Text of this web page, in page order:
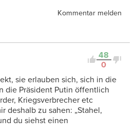
Kommentar melden
48
0
sie erlauben sich, sich in die
die Präsident Putin öffentlich
Kriegsverbrecher etc
deshalb zu sahen: „Stahel,
du siehst einen